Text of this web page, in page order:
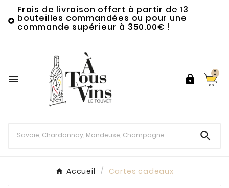

Frais de livraison offert à partir de 13
bouteilles commandées ou pour une
commande supérieur à 350.00€ !
 
0

Accueil Cartes cadeaux